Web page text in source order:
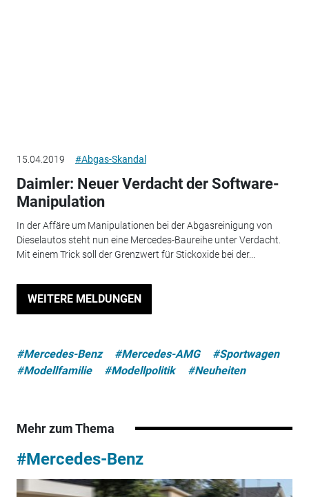
15.04.2019 #Abgas-Skandal
Daimler: Neuer Verdacht der Software-
Manipulation
In der Affäre um Manipulationen bei der Abgasreinigung von
Dieselautos steht nun eine Mercedes-Baureihe unter Verdacht.
Mit einem Trick soll der Grenzwert für Stickoxide bei der...
WEITERE MELDUNGEN
#Mercedes-Benz #Mercedes-AMG
#Sportwagen
#Modellfamilie
#Modellpolitik #Neuheiten
Mehr zum Thema
#Mercedes-Benz